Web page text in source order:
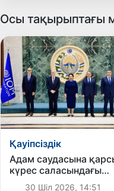
Осы тақырыптағы
Қауіпсіздік
Адам саудасына
күрес саласындағы
ұлттық және
30 Шіл 2026, 14:51